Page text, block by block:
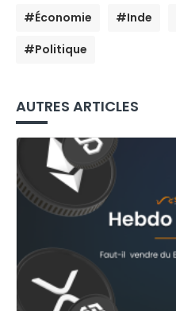
#Économie #Inde
#Politique
AUTRES ARTICLES